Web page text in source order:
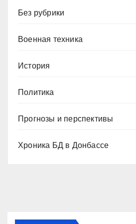
Без рубрики
Военная техника
История
Политика
Прогнозы и перспективы
Хроника БД в Донбассе